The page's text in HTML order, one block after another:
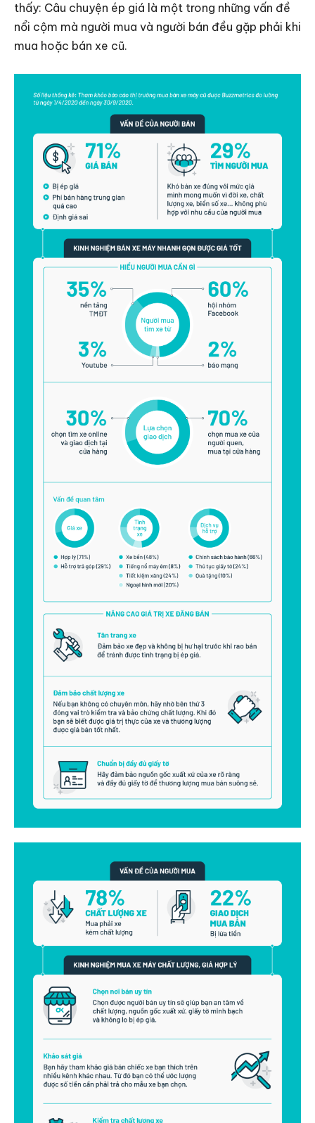
thấy: Câu chuyện ép giá là một trong những vấn đề
nổi cộm mà người mua và người bán đều gặp phải khi
mua hoặc bán xe cũ.